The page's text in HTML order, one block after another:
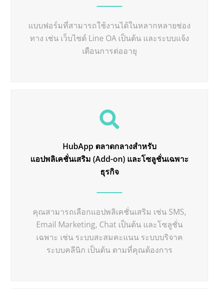
แบบฟอร์มที่สามารถใช้งานได้ในหลากหลายช่อง
ทาง เช่น เว็บไซต์ Line OA เป็นต้น และระบบแจ้ง
เตือนการต่ออายุ
HubApp ตลาดกลางสำหรับ
แอปพลิเคชั่นเสริม (Add-on) และโซลูชั่นเฉพาะ
ธุรกิจ
คุณสามารถเลือกแอปพลิเคชั่นเสริม เช่น SMS,
Email Marketing, Chat เป็นต้น และโซลูชั่น
เฉพาะ เช่น ระบบสะสมคะแนน ระบบบริจาค
ระบบคลีนิก เป็นต้น ตามที่คุณต้องการ